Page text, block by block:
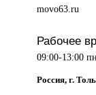
movo63.ru
Рабочее
09:00-13:00
Россия, г.